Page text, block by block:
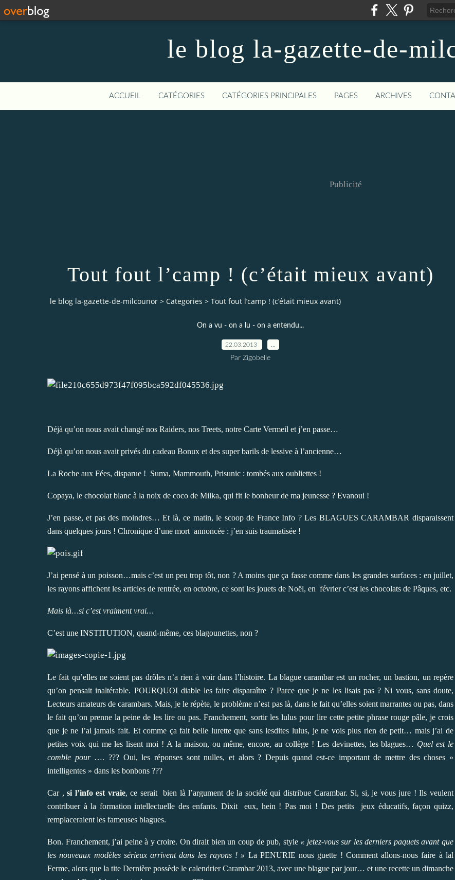
le blog la-gazette-de-
ACCUEIL CATÉGORIES CATÉGORIES PRINCIPALES PAGES ARCHIVES
Publicité
Tout fout l’camp ! (c’était mieux avant)
le blog la-gazette-de-milcounor > Categories > Tout fout l’camp ! (c’était mieux avant)
On a vu - on a lu - on a entendu...
22.03.2013
Par Zigobelle
Déjà qu’on nous avait changé nos Raiders, nos Treets, notre Carte Vermeil et j’en passe…
Déjà qu’on nous avait privés du cadeau Bonux et des super barils de lessive à l’ancienne…
La Roche aux Fées, disparue ! Suma, Mammouth, Prisunic : tombés aux oubliettes !
Copaya, le chocolat blanc à la noix de coco de Milka, qui fit le bonheur de ma jeunesse ? Evanoui !
J’en passe, et pas des moindres… Et là, ce matin, le scoop de France Info ? Les BLAGUES CARAMBAR disparaissent
dans quelques jours ! Chronique d’une mort annoncée : j’en suis traumatisée !
J’ai pensé à un poisson…mais c’est un peu trop tôt, non ? A moins que ça fasse comme dans les grandes surfaces : en juillet,
les rayons affichent les articles de rentrée, en octobre, ce sont les jouets de Noël, en février c’est les chocolats de Pâques, etc.
Mais là…si c’est vraiment vrai…
C’est une INSTITUTION, quand-même, ces blagounettes, non ?
Le fait qu’elles ne soient pas drôles n’a rien à voir dans l’histoire. La blague carambar est un rocher, un bastion, un repère
qu’on pensait inaltérable. POURQUOI diable les faire disparaître ? Parce que je ne les lisais pas ? Ni vous, sans doute,
Lecteurs amateurs de carambars. Mais, je le répète, le problème n’est pas là, dans le fait qu’elles soient marrantes ou pas, dans
le fait qu’on prenne la peine de les lire ou pas. Franchement, sortir les lulus pour lire cette petite phrase rouge pâle, je crois
que je ne l’ai jamais fait. Et comme ça fait belle lurette que sans lesdites lulus, je ne vois plus rien de petit… mais j’ai de
petites voix qui me les lisent moi ! A la maison, ou même, encore, au collège ! Les devinettes, les blagues… Quel est le
comble pour…. ??? Oui, les réponses sont nulles, et alors ? Depuis quand est-ce important de mettre des choses »
intelligentes » dans les bonbons ???
Car ,si l’info est vraie, ce serait bien là l’argument de la société qui distribue Carambar. Si, si, je vous jure ! Ils veulent
contribuer à la formation intellectuelle des enfants. Dixit eux, hein ! Pas moi ! Des petits jeux éducatifs, façon quizz,
remplaceraient les fameuses blagues.
Bon. Franchement, j’ai peine à y croire. On dirait bien un coup de pub, style « jetez-vous sur les derniers paquets avant que
les nouveaux modèles sérieux arrivent dans les rayons ! » La PENURIE nous guette ! Comment allons-nous faire à lal
Ferme, alors que la tite Dernière possède le calendrier Carambar 2013, avec une blague par jour… et une recette un dimanche